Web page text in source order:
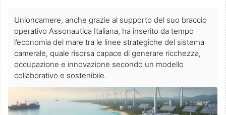
Unioncamere, anche grazie al supporto del suo braccio
operativo Assonautica Italiana, ha inserito da tempo
l’economia del mare tra le linee strategiche del sistema
camerale, quale risorsa capace di generare ricchezza,
occupazione e innovazione secondo un modello
collaborativo e sostenibile.